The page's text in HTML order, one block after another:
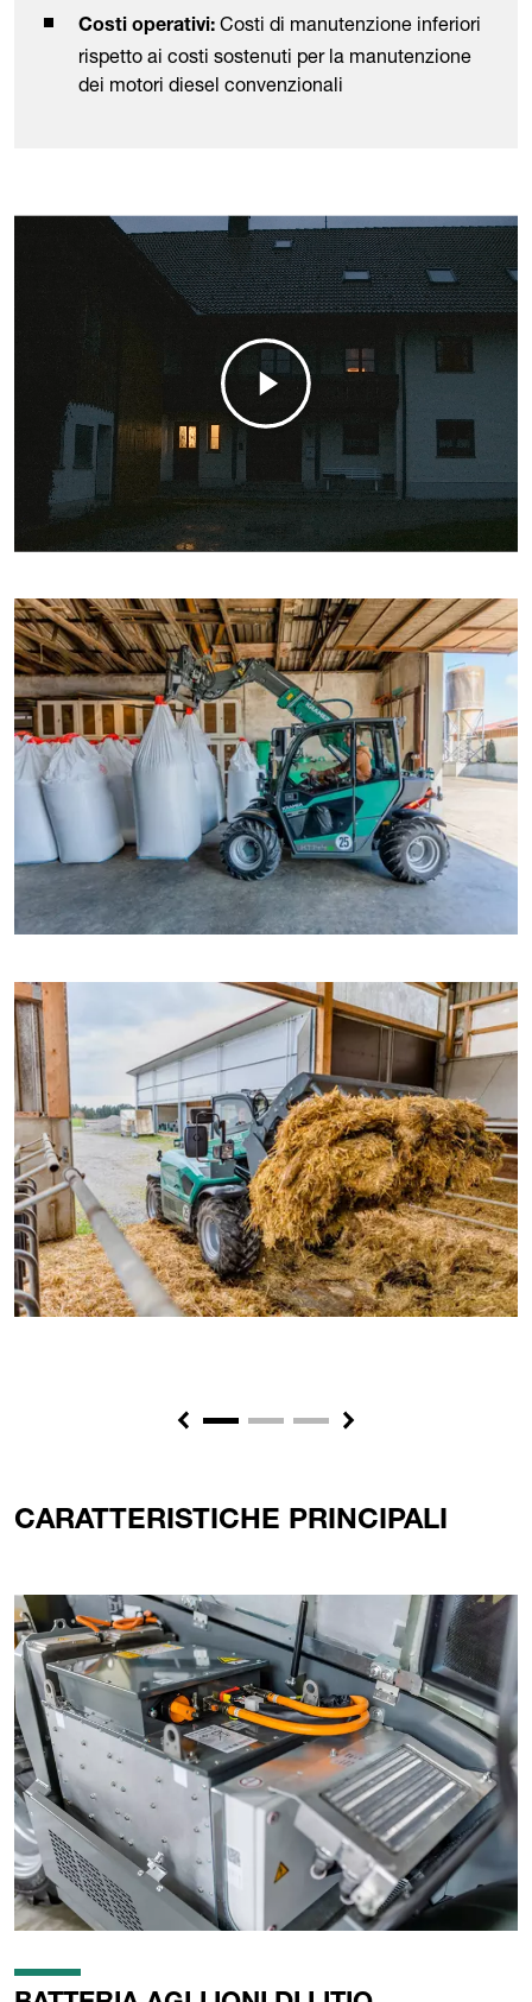
Costi operativi: Costi di manutenzione inferiori
rispetto ai costi sostenuti per la manutenzione
dei motori diesel convenzionali
Previous Next
CARATTERISTICHE PRINCIPALI